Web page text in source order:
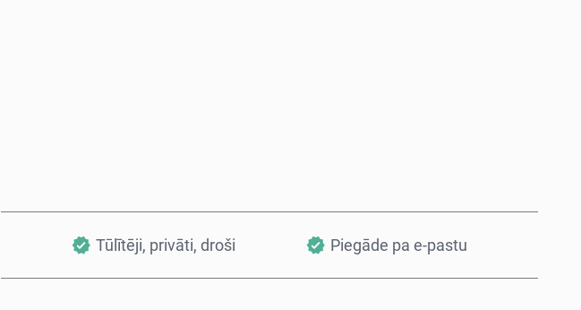
Tūlītēji, privāti, droši Piegāde pa e-pastu